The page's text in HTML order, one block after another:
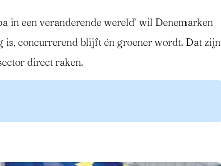
in een veranderende wereld’ wil Denemarken
is, concurrerend blijft én groener wordt. Dat zijn
direct raken.